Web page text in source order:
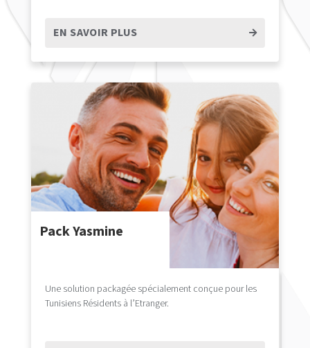
EN SAVOIR PLUS
Pack Yasmine
Une solution packagée spécialement conçue pour les
Tunisiens Résidents à l’Etranger.